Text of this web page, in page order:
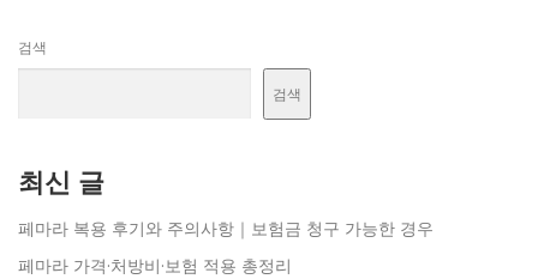
검색
검색
최신 글
페마라 복용 후기와 주의사항｜보험금 청구 가능한 경우
페마라 가격·처방비·보험 적용 총정리